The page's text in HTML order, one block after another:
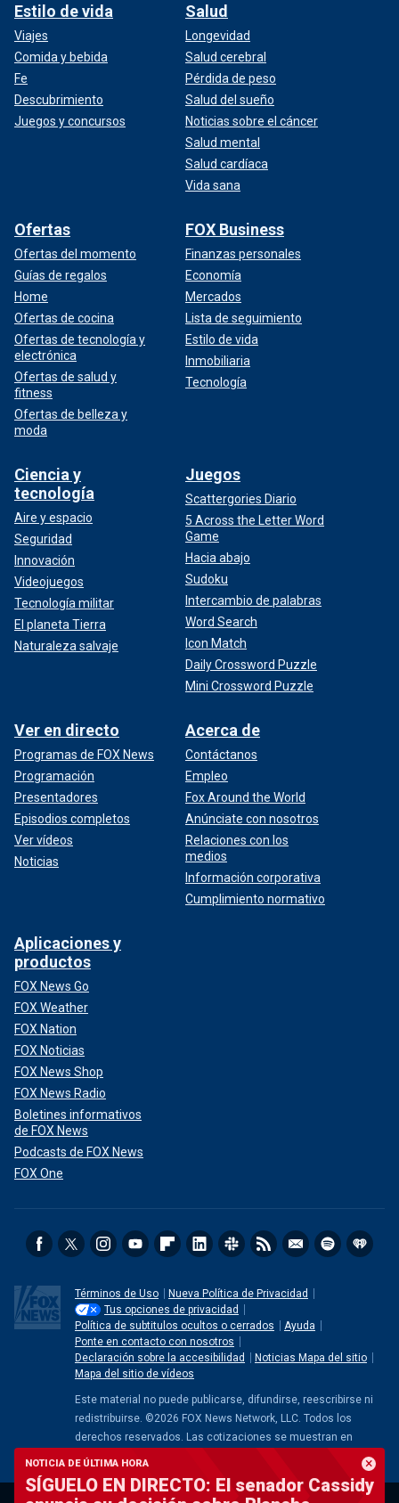
NOTICIA DE ÚLTIMA HORA
SÍGUELO EN DIRECTO: El senador Cassidy
Estilo de vida
Viajes
Comida y bebida
Fe
Descubrimiento
Juegos y concursos
Salud
Longevidad
Salud cerebral
Pérdida de peso
Salud del sueño
Noticias sobre el cáncer
Salud mental
Salud cardíaca
Vida sana
Ofertas
Ofertas del momento
Guías de regalos
Home
Ofertas de cocina
Ofertas de tecnología y
electrónica
Ofertas de salud y
fitness
Ofertas de belleza y
moda
FOX Business
Finanzas personales
Economía
Mercados
Lista de seguimiento
Estilo de vida
Inmobiliaria
Tecnología
Ciencia y
tecnología
Aire y espacio
Seguridad
Innovación
Videojuegos
Tecnología militar
El planeta Tierra
Naturaleza salvaje
Juegos
Scattergories Diario
5 Across the Letter Word
Game
Hacia abajo
Sudoku
Intercambio de palabras
Word Search
Icon Match
Daily Crossword Puzzle
Mini Crossword Puzzle
Ver en directo
Programas de FOX News
Programación
Presentadores
Episodios completos
Ver vídeos
Noticias
Acerca de
Contáctanos
Empleo
Fox Around the World
Anúnciate con nosotros
Relaciones con los
medios
Información corporativa
Cumplimiento normativo
Aplicaciones y
productos
FOX News Go
FOX Weather
FOX Nation
FOX Noticias
FOX News Shop
FOX News Radio
Boletines informativos
de FOX News
Podcasts de FOX News
FOX One
Términos de Uso
Nueva Política de Privacidad
Tus opciones de privacidad
Política de subtitulos ocultos o cerrados
Ayuda
Ponte en contacto con nosotros
Declaración sobre la accesibilidad
Noticias Mapa del sitio
Mapa del sitio de vídeos
Este material no puede publicarse, difundirse, reescribirse ni
redistribuirse. ©2026 FOX News Network, LLC. Todos los
derechos reservados. Las cotizaciones se muestran en
tiempo real o con un retraso de al menos 15 minutos. Datos
implementado porFactSet Digital Solutions.Aviso legal. Datos